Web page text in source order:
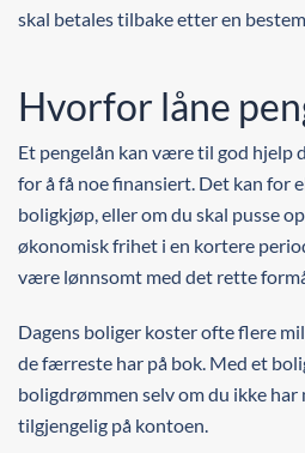
skal betales tilbake etter en
Hvorfor låne
Et pengelån kan være til god hjelp
for å få noe finansiert. Det kan for
boligkjøp, eller om du skal pusse
økonomisk frihet i en kortere
være lønnsomt med det rette
Dagens boliger koster ofte flere
de færreste har på bok. Med et
boligdrømmen selv om du ikke
tilgjengelig på kontoen.